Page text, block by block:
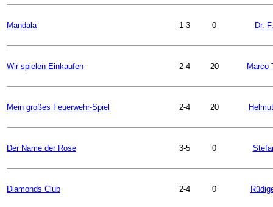
Mandala 1-3 0 Dr.
Wir spielen Einkaufen 2-4 20 Marco
Mein großes Feuerwehr-Spiel 2-4 20
Der Name der Rose 3-5 0
Diamonds Club 2-4 0